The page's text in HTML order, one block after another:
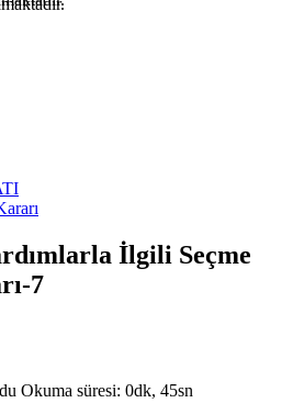
İlgili Seçme
7
Okuma süresi: 0dk, 45sn